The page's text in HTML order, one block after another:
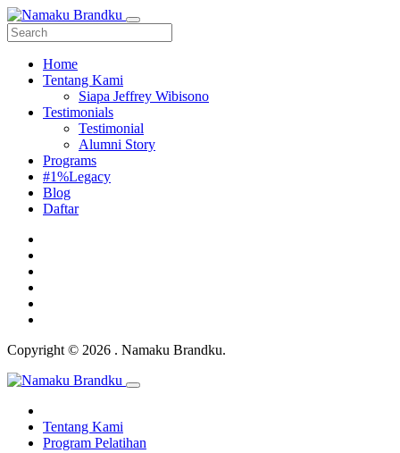
Home
Tentang Kami
Siapa Jeffrey Wibisono
Testimonials
Testimonial
Alumni Story
Programs
#1%Legacy
Blog
Daftar
Copyright © 2026 . Namaku Brandku.
Tentang Kami
Program Pelatihan